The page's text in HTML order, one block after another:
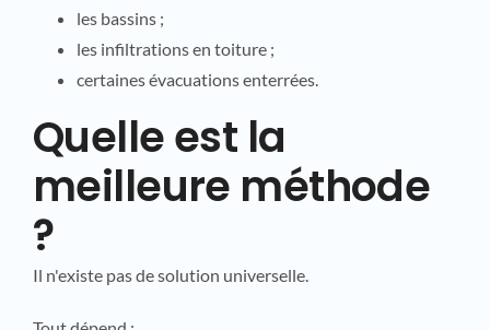
les bassins ;
les infiltrations en toiture ;
certaines évacuations enterrées.
Quelle est la
meilleure méthode
?
Il n'existe pas de solution universelle.